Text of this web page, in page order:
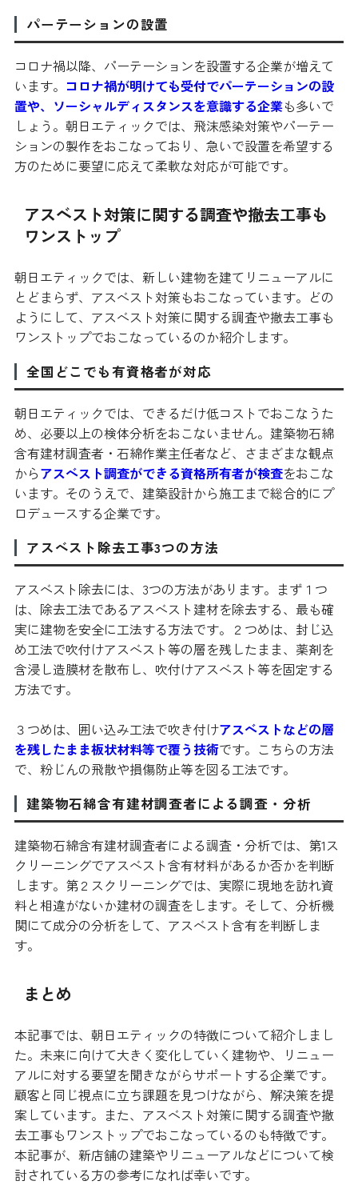
パーテーションの設置
コロナ禍以降、パーテーションを設置する企業が増えて
います。 コロナ禍が明けても受付でパーテーションの設
置や、ソーシャルディスタンスを意識する企業も多いで
しょう。朝日エティックでは、飛沫感染対策やパーテー
ションの製作をおこなっており、急いで設置を希望する
方のために要望に応えて柔軟な対応が可能です。
アスベスト対策に関する調査や撤去工事も
ワンストップ
朝日エティックでは、新しい建物を建てリニューアルに
とどまらず、アスベスト対策もおこなっています。どの
ようにして、アスベスト対策に関する調査や撤去工事も
ワンストップでおこなっているのか紹介します。
全国どこでも有資格者が対応
朝日エティックでは、できるだけ低コストでおこなうた
め、必要以上の検体分析をおこないません。建築物石綿
含有建材調査者・石綿作業主任者など、さまざまな観点
からアスベスト調査ができる資格所有者が検査をおこな
います。そのうえで、建築設計から施工まで総合的にプ
ロデュースする企業です。
アスベスト除去工事3つの方法
アスベスト除去には、3つの方法があります。まず１つ
は、除去工法であるアスベスト建材を除去する、最も確
実に建物を安全に工法する方法です。２つめは、封じ込
め工法で吹付けアスベスト等の層を残したまま、薬剤を
含浸し造膜材を散布し、吹付けアスベスト等を固定する
方法です。
３つめは、囲い込み工法で吹き付けアスベストなどの層
を残したまま板状材料等で覆う技術です。こちらの方法
で、粉じんの飛散や損傷防止等を図る工法です。
建築物石綿含有建材調査者による調査・分析
建築物石綿含有建材調査者による調査・分析では、第1ス
クリーニングでアスベスト含有材料があるか否かを判断
します。第２スクリーニングでは、実際に現地を訪れ資
料と相違がないか建材の調査をします。そして、分析機
関にて成分の分析をして、アスベスト含有を判断しま
す。
まとめ
本記事では、朝日エティックの特徴について紹介しまし
た。未来に向けて大きく変化していく建物や、リニュー
アルに対する要望を聞きながらサポートする企業です。
顧客と同じ視点に立ち課題を見つけながら、解決策を提
案しています。 また、アスベスト対策に関する調査や撤
去工事もワンストップでおこなっているのも特徴です。
本記事が、新店舗の建築やリニューアルなどについて検
討されている方の参考になれば幸いです。